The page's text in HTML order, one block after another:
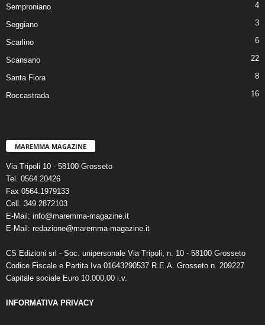
Semproniano 4
Seggiano 3
Scarlino 6
Scansano 22
Santa Fiora 8
Roccastrada 16
MAREMMA MAGAZINE
Via Tripoli 10 - 58100 Grosseto
Tel. 0564.20426
Fax 0564.1979133
Cell. 349.2872103
E-Mail: info@maremma-magazine.it
E-Mail: redazione@maremma-magazine.it
CS Edizioni srl - Soc. unipersonale Via Tripoli, n. 10 - 58100 Grosseto
Codice Fiscale e Partita Iva 01643290537 R.E.A. Grosseto n. 209227
Capitale sociale Euro 10.000,00 i.v.
INFORMATIVA PRIVACY